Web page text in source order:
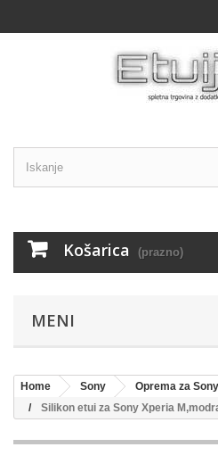
Košarica (prazno)
MENI
Home Sony
Oprema za
Silikon etui za Sony Xperia